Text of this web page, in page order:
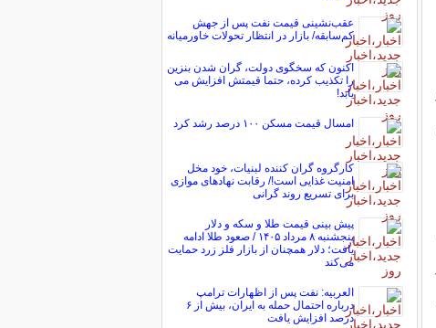
عقب‌نشینی قیمت نفت پس از جهش
کم‌سابقه/ بازار در انتظار تحولات خاورمیانه
اکنون که سخگوی دولت، گران شدن بنزین
را تکذیب کرده، حتما قیمتش افزایش می
یابد!
امسال قیمت مسکن ۱۰۰ درصد رشد کرد
کارگروه گران کننده لبنیات، خود مخل
امنیت غذایی است!/ رقابت نهاد‌های موازی
برای تسریع روند گرانی
پیش ‌بینی قیمت طلا و سکه و دلار
پنجشنبه ۸ مرداد ۱۴۰۵ / صعود طلا ادامه
یافت؛ دلار همچنان از بازار فلز زرد حمایت
می‌کند
العربیه: نفت پس از اظهارات ترامپ
درباره احتمال حمله به ایران، بیش از ۶
درصد افزایش یافت